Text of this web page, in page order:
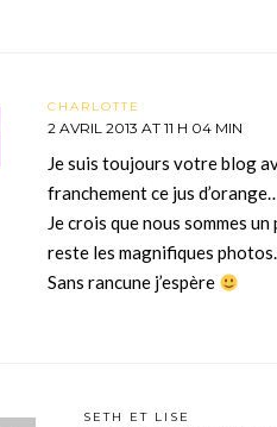
CHARLOTTE
2 AVRIL 2013 AT 11 H 04 MIN
Je suis toujours votre blog
franchement ce jus
Je crois que nous sommes
reste les magnifiques
Sans rancune j’espère
SETH ET LISE